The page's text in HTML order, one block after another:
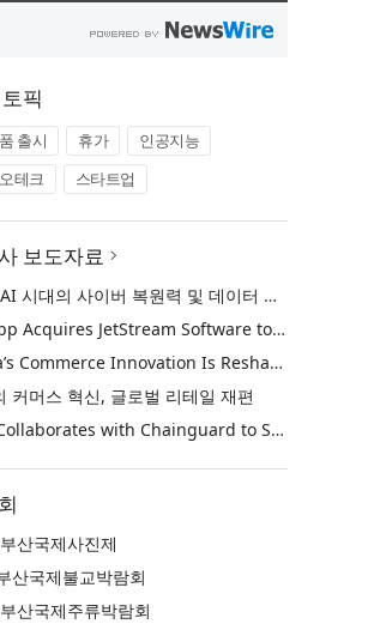
픽
출시 휴가
인공지능
테크
스타트업
보도자료
넷앱, AI 시대의 사이버 복원력 및 데이터 보호 강화를 위해 젯스트림 소프트웨어 인수
NetApp Acquires JetStream Software to Advance Cyber Resilience and Data Protection for the AI Era
China’s Commerce Innovation Is Reshaping Global Retail
커머스 혁신, 글로벌 리테일 재편
LTM Collaborates with Chainguard to Strengthen Software Supply Chain Security through BlueVerse™ RightLogic
산국제사진제
산국제불교박람회
산국제주류박람회